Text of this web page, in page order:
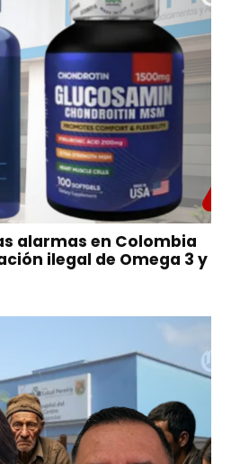
alarmas en Colombia
ilegal de Omega 3 y